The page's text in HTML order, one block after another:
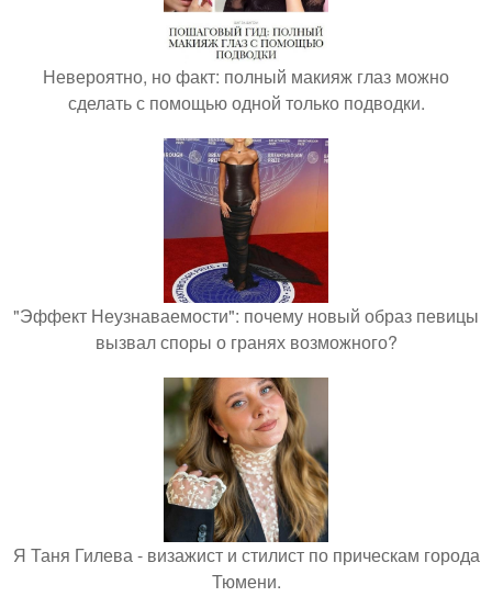
Невероятно, но факт: полный макияж глаз можно
сделать с помощью одной только подводки.
"Эффект Неузнаваемости": почему новый образ певицы
вызвал споры о гранях возможного?
Я Таня Гилева - визажист и стилист по прическам города
Тюмени.